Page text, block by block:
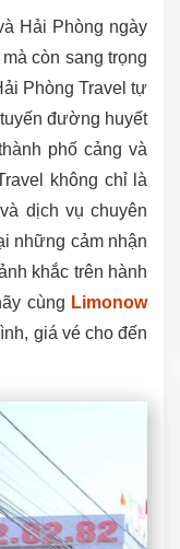
Hải Phòng ngày
còn sang trọng
Phòng Travel tự
đường huyết
phố cảng và
không chỉ là
dịch vụ chuyên
những cảm nhận
khắc trên hành
cùng Limonow
giá vé cho đến